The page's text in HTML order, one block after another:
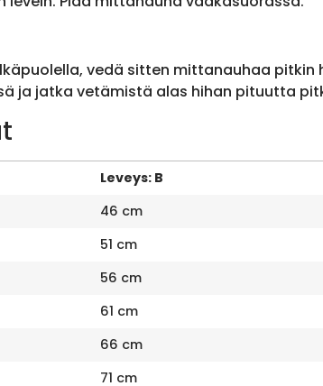
vedä sitten mittanauhaa pitkin
ja jatka vetämistä alas hihan pituutta
Leveys: B
46 cm
51 cm
56 cm
61 cm
66 cm
71 cm